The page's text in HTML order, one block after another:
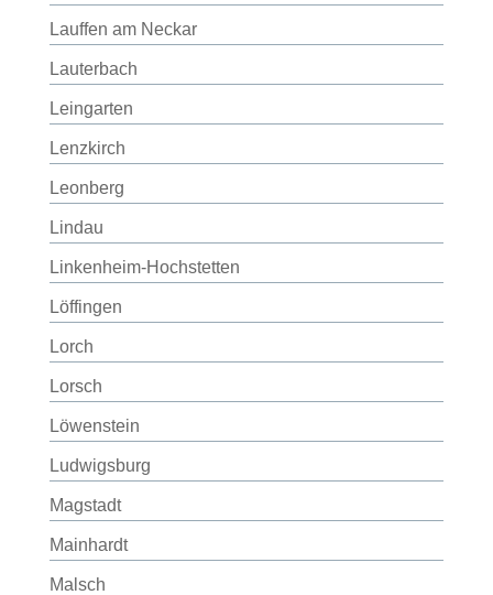
Lauffen am Neckar
Lauterbach
Leingarten
Lenzkirch
Leonberg
Lindau
Linkenheim-Hochstetten
Löffingen
Lorch
Lorsch
Löwenstein
Ludwigsburg
Magstadt
Mainhardt
Malsch